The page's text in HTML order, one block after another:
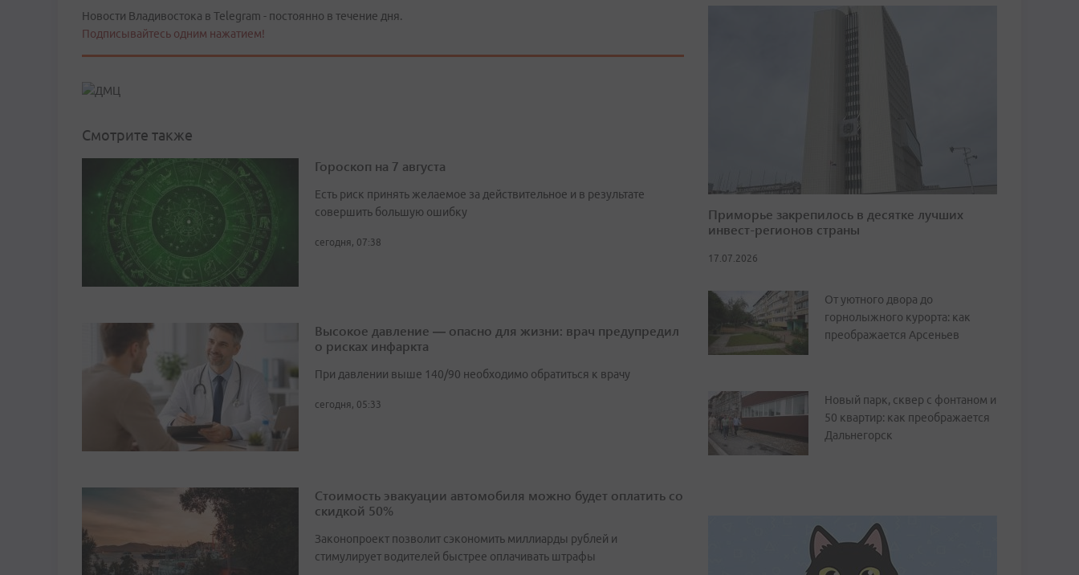
Новости Владивостока в Telegram - постоянно в течение дня.
Подписывайтесь одним нажатием!
Смотрите также
Гороскоп на 7 августа
Есть риск принять желаемое за действительное и в результате
совершить большую ошибку
сегодня, 07:38
Высокое давление — опасно для жизни: врач предупредил
о рисках инфаркта
При давлении выше 140/90 необходимо обратиться к врачу
сегодня, 05:33
Стоимость эвакуации автомобиля можно будет оплатить со
скидкой 50%
Законопроект позволит сэкономить миллиарды рублей и
стимулирует водителей быстрее оплачивать штрафы
Приморье закрепилось в десятке лучших
инвест-регионов страны
17.07.2026
От уютного двора до
горнолыжного курорта: как
преображается Арсеньев
Новый парк, сквер с фонтаном и
50 квартир: как преображается
Дальнегорск